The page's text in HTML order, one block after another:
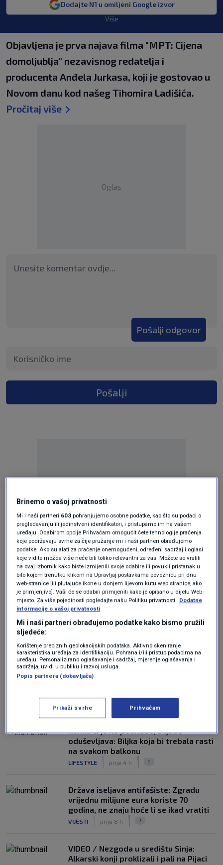
Dodajte N1 u omiljeni Google izvor
Više
Objavljena je prva najava filma "MPT: Cijena
domoljublja" nezavisnog redatelja i
producenta Anđela Jurkasa, koji je gostovao u
Novom danu kod našeg Tihomira Ladišića.
Pročitaj više
Oglas
Pošalji odgovor
Pošalji
Oglas
Oglas
NAJČITANIJE
Komarci je ne podnose, a ljude
oduševljava: Biljka koja bi trebala rasti
na svakom balkonu
LIFESTYLE prije 4 h 1
Država iseljava antifašiste: Zgradu
vrijednu milijune eura koriste 70
godina, ne znaju hoće li se ikad vratiti
VIJESTI prije 8 h 7
VIDEO / Nezgoda u središtu Sinja:
Alkarski konji proklizali i pali na Pijaci
Brinemo o vašoj privatnosti
Mi i naši partneri 603 pohranjujemo osobne podatke, kao što su podaci o
pregledavanju ili jedinstveni identifikatori, i pristupamo im na vašem
uređaju. Odabirom opcije Prihvaćam omogućit ćete tehnologije praćenja
koje podržavaju svrhe za čije pružanje mi i naši partneri obrađujemo
podatke. Ako su alati za praćenje onemogućeni, određeni sadržaj i oglasi
koje vidite možda više neće biti toliko relevantni za vas. Možete se vratiti
na ovaj izbornik kako biste izmijenili svoje odabire ili povukli pristanak u
bilo kojem trenutku klikom na Upravljaj postavkama poveznicu pri dnu
web-stranice [ili plutajuće ikone u donjem lijevom kutu web stranice, ako
je primjenjivo]. Vaši će se odabiri primijeniti kako je opisano u dijelu Web-
mjesto. Za više pojedinosti pogledajte našu Politiku privatnosti. Dodatne
informacije o vašoj privatnosti
Mi i naši partneri obrađujemo podatke kako bismo pružili
sljedeće:
Korištenje preciznih geolokacijskih podataka. Aktivno skeniranje
karakteristika uređaja za identifikaciju. Pohrana i/ili pristup podacima na
uređaju. Personalizirano oglašavanje i sadržaj, mjerenje oglašavanja i
sadržaja, uvidi u publiku i razvoj usluga.
Popis partnera (dobavljača)
Prikaži svrhe Prihvaćam